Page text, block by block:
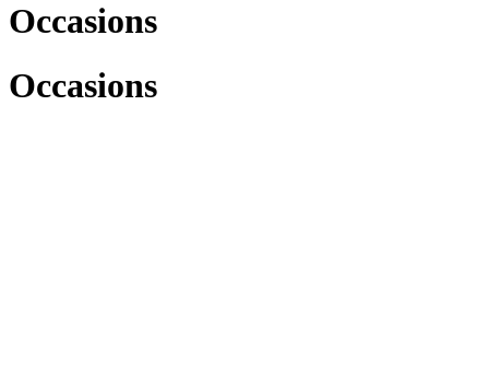
Occasions
Occasions